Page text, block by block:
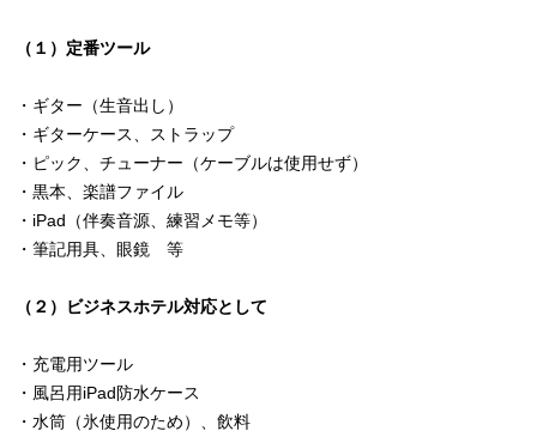
（１）定番ツール
・ギター（生音出し）
・ギターケース、ストラップ
・ピック、チューナー（ケーブルは使用せず）
・黒本、楽譜ファイル
・iPad（伴奏音源、練習メモ等）
・筆記用具、眼鏡 等
（２）ビジネスホテル対応として
・充電用ツール
・風呂用iPad防水ケース
・水筒（氷使用のため）、飲料